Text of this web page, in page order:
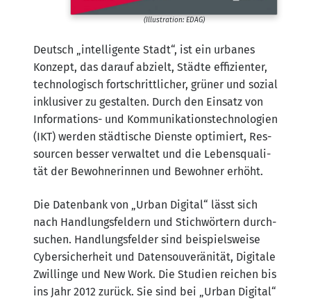
(Illus­tra­ti­on: EDAG)
Deutsch „intel­li­gen­te Stadt“, ist ein urba­nes
Kon­zept, das dar­auf abzielt, Städ­te effi­zi­en­ter,
tech­no­lo­gisch fort­schritt­li­cher, grü­ner und sozi­al
inklu­si­ver zu gestal­ten. Durch den Ein­satz von
Infor­ma­ti­ons- und Kom­mu­ni­ka­ti­ons­tech­no­lo­gien
(IKT) wer­den städ­ti­sche Diens­te opti­miert, Res­
sour­cen bes­ser ver­wal­tet und die Lebens­qua­li­
tät der Bewoh­ne­rin­nen und Bewoh­ner erhöht.
Die Daten­bank von „Urban Digi­tal“ lässt sich
nach Hand­lungs­fel­dern und Stich­wör­tern durch­
su­chen. Hand­lungs­fel­der sind bei­spiels­wei­se
Cyber­si­cher­heit und Daten­sou­ve­rä­ni­tät, Digi­ta­le
Zwil­lin­ge und New Work. Die Stu­di­en rei­chen bis
ins Jahr 2012 zurück. Sie sind bei „Urban Digi­tal“